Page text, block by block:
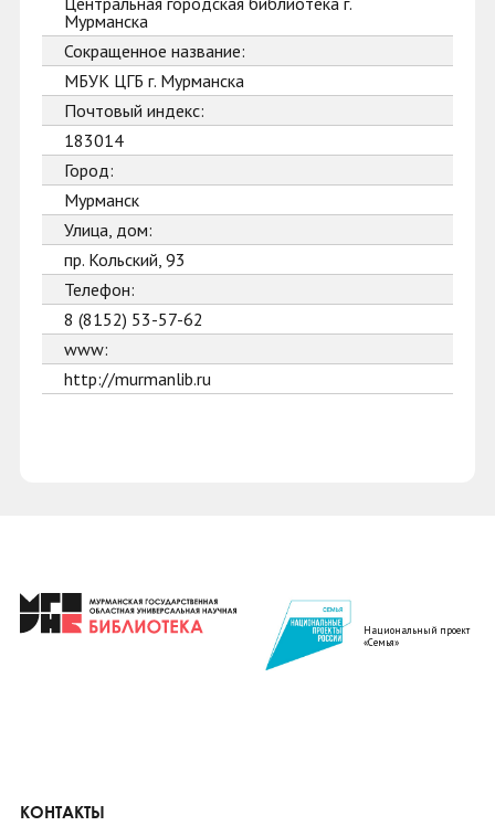
Мурманска
Сокращенное название:
МБУК ЦГБ г. Мурманска
Почтовый индекс:
183014
Город:
Мурманск
Улица, дом:
пр. Кольский, 93
Телефон:
8 (8152) 53-57-62
www:
http://murmanlib.ru
Национальный проект
«Семья»
КОНТАКТЫ